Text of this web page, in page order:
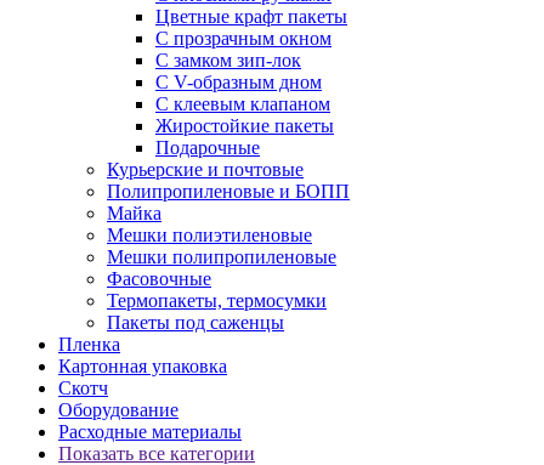
Цветные крафт пакеты
С прозрачным окном
С замком зип-лок
С V-образным дном
С клеевым клапаном
Жиростойкие пакеты
Подарочные
Курьерские и почтовые
Полипропиленовые и БОПП
Майка
Мешки полиэтиленовые
Мешки полипропиленовые
Фасовочные
Термопакеты, термосумки
Пакеты под саженцы
Пленка
Картонная упаковка
Скотч
Оборудование
Расходные материалы
Показать все категории